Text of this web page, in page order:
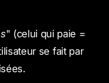
" (celui qui paie =
se fait par